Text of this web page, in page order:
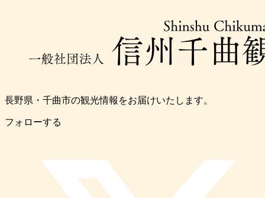
長野県・千曲市の観光情報をお届けいたします。
フォローする